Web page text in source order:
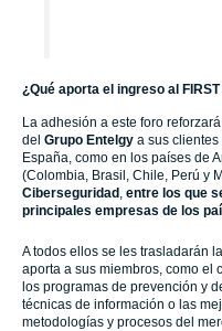
¿Qué aporta el ingreso al
La adhesión a este foro
del Grupo Entelgy a sus
España, como en los países de
(Colombia, Brasil, Chile, Perú y
Ciberseguridad entre los que
principales empresas de los
A todos ellos se les trasladarán
aporta a sus miembros, como el
los programas de prevención y
técnicas de información o las
metodologías y procesos del